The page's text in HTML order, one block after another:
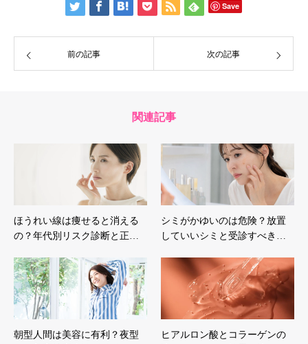
Save
前の記事 次の記事
関連記事
ほうれい線は痩せると消える
の？年代別リスク診断と正…
シミがかゆいのは危険？放置
していいシミと受診すべき…
朝型人間は美容に有利？夜型
ヒアルロン酸とコラーゲンの